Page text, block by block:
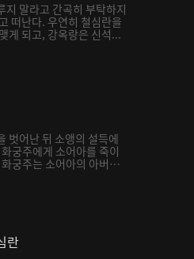
지 말라고 간곡히 부탁하지
떠난다. 우연히 철심란을
게 되고, 강옥랑은 신석...
벗어난 뒤 소앵의 설득에
궁주에게 소어아를 죽이
궁주는 소어아의 아버지
란